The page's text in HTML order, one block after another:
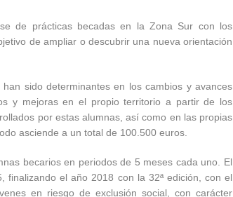
de prácticas becadas en la Zona Sur con los
de ampliar o descubrir una nueva orientación
sido determinantes en los cambios y avances
y mejoras en el propio territorio a partir de los
por estas alumnas, así como en las propias
asciende a un total de 100.500 euros.
becarios en periodos de 5 meses cada uno. El
finalizando el año 2018 con la 32ª edición, con el
en riesgo de exclusión social, con carácter